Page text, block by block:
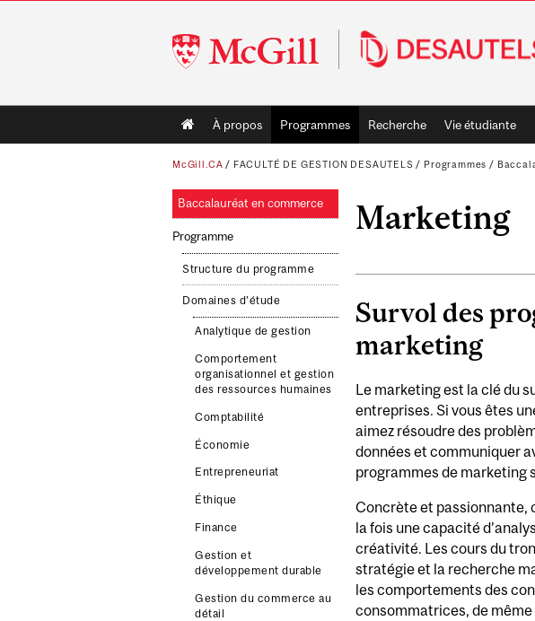
McGill
University
Main
navigation
À propos Programmes Recherche Vie étudiante
McGill.CA / FACULTÉ DE GESTION DESAUTELS / Programmes /
Baccalauréat en commerce
Programme
Structure du programme
Domaines d’étude
Analytique de gestion
Comportement
organisationnel et gestion
des ressources humaines
Comptabilité
Économie
Entrepreneuriat
Éthique
Finance
Gestion et
développement durable
Gestion du commerce au
détail
Marketing
Survol des
marketing
Le marketing est la clé du
entreprises. Si vous êtes
aimez résoudre des
données et communiquer
programmes de marketing
Concrète et passionnante,
la fois une capacité
créativité. Les cours du
stratégie et la recherche
les comportements des
consommatrices, de même